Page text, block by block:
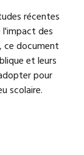
récentes
des
ce document
et leurs
pour
scolaire.